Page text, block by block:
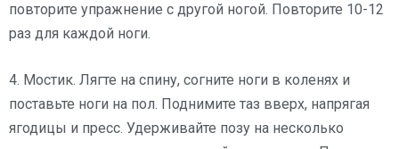
повторите упражнение с другой ногой. Повторите 10-12
раз для каждой ноги.
4. Мостик. Лягте на спину, согните ноги в коленях и
поставьте ноги на пол. Поднимите таз вверх, напрягая
ягодицы и пресс. Удерживайте позу на несколько